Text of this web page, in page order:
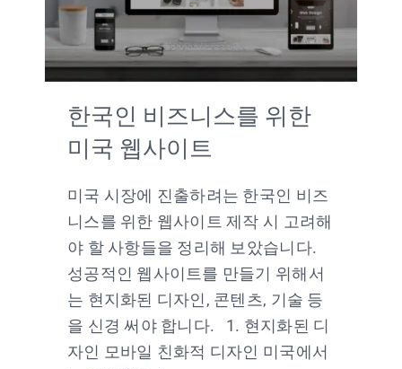
한국인 비즈니스를 위한
미국 웹사이트
미국 시장에 진출하려는 한국인 비즈
니스를 위한 웹사이트 제작 시 고려해
야 할 사항들을 정리해 보았습니다.
성공적인 웹사이트를 만들기 위해서
는 현지화된 디자인, 콘텐츠, 기술 등
을 신경 써야 합니다. 1. 현지화된 디
자인 모바일 친화적 디자인 미국에서